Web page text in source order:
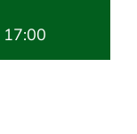
17:00